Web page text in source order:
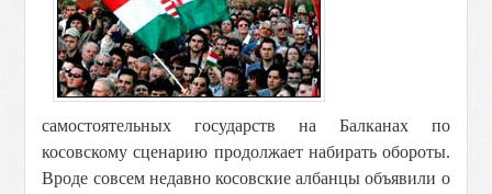
самостоятельных государств на Балканах по
косовскому сценарию продолжает набирать обороты.
Вроде совсем недавно косовские албанцы объявили о